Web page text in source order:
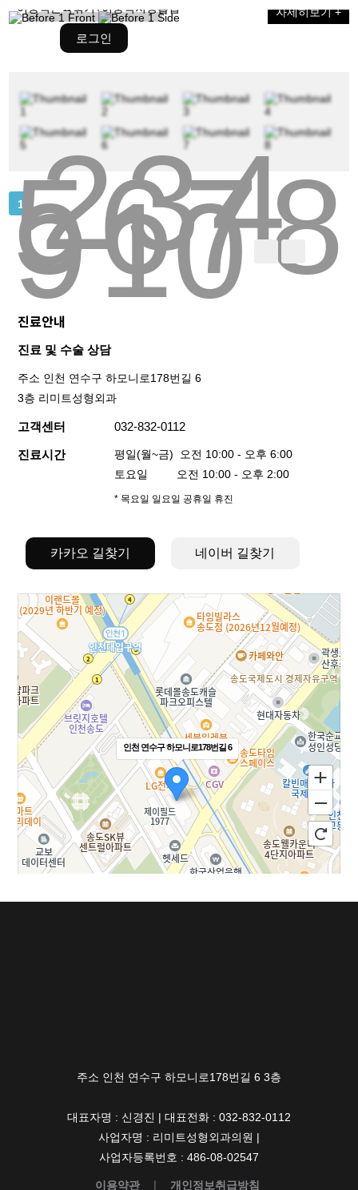
전후사진
커뮤니티
로그인
이중턱근육묶기+이중턱지방흡입 자세히보기 +
1 234
5678
910
진료안내
진료 및 수술 상담
주소 인천 연수구 하모니로178번길 6
3층 리미트성형외과
고객센터 032-832-0112
진료시간
평일(월~금) 오전 10:00 - 오후 6:00
토요일 오전 10:00 - 오후 2:00
* 목요일 일요일 공휴일 휴진
카카오 길찾기 네이버 길찾기
→
인천 연수구 하모니로178번길 6
주소 인천 연수구 하모니로178번길 6 3층
대표자명 : 신경진 | 대표전화 : 032-832-0112
사업자명 : 리미트성형외과의원 |
사업자등록번호 : 486-08-02547
이용약관ㅣ 개인정보취급방침